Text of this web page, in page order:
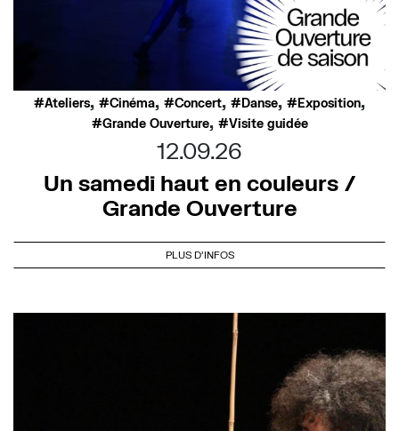
Ateliers, Cinéma, Concert, Danse, Exposition,
Grande Ouverture, Visite guidée
12.09.26
Un samedi haut en couleurs /
Grande Ouverture
PLUS D'INFOS